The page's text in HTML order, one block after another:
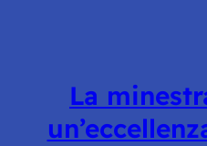
La